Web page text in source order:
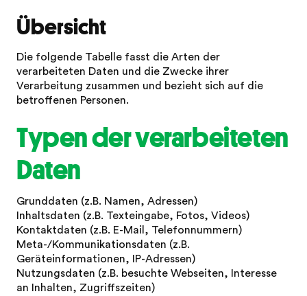
Übersicht
Die folgende Tabelle fasst die Arten der
verarbeiteten Daten und die Zwecke ihrer
Verarbeitung zusammen und bezieht sich auf die
betroffenen Personen.
Typen der verarbeiteten
Daten
Grunddaten (z.B. Namen, Adressen)
Inhaltsdaten (z.B. Texteingabe, Fotos, Videos)
Kontaktdaten (z.B. E-Mail, Telefonnummern)
Meta-/Kommunikationsdaten (z.B.
Geräteinformationen, IP-Adressen)
Nutzungsdaten (z.B. besuchte Webseiten, Interesse
an Inhalten, Zugriffszeiten)